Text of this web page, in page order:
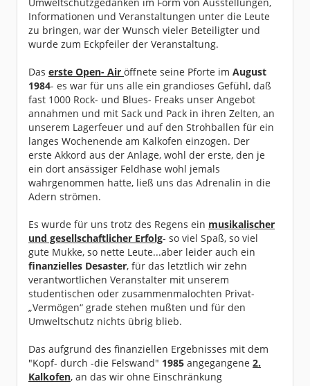
Informationen und Veranstaltungen unter die Leute
zu bringen, war der Wunsch vieler Beteiligter und
wurde zum Eckpfeiler der Veranstaltung.
Das erste Open- Air öffnete seine Pforte im August
1984- es war für uns alle ein grandioses Gefühl, daß
fast 1000 Rock- und Blues- Freaks unser Angebot
annahmen und mit Sack und Pack in ihren Zelten, an
unserem Lagerfeuer und auf den Strohballen für ein
langes Wochenende am Kalkofen einzogen. Der
erste Akkord aus der Anlage, wohl der erste, den je
ein dort ansässiger Feldhase wohl jemals
wahrgenommen hatte, ließ uns das Adrenalin in die
Adern strömen.
Es wurde für uns trotz des Regens ein musikalischer
und gesellschaftlicher Erfolg- so viel Spaß, so viel
gute Mukke, so nette Leute...aber leider auch ein
finanzielles Desaster, für das letztlich wir zehn
verantwortlichen Veranstalter mit unserem
studentischen oder zusammenmalochten Privat-
„Vermögen“ grade stehen mußten und für den
Umweltschutz nichts übrig blieb.
Das aufgrund des finanziellen Ergebnisses mit dem
"Kopf- durch -die Felswand" 1985 angegangene 2.
Kalkofen, an das wir ohne Einschränkung